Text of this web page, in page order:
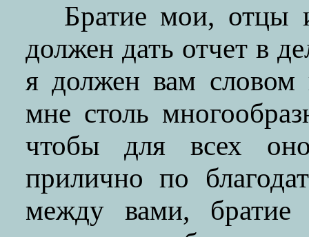
Братие мои, отцы
должен дать отчет в
я должен вам
мне столь
чтобы для всех
прилично по
между вами,